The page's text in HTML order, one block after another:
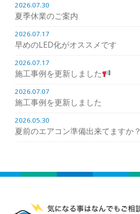
2026.07.30
夏季休業のご案内
2026.07.17
早めのLED化がオススメです
2026.07.17
施工事例を更新しました
2026.07.07
施工事例を更新しました
2026.05.30
夏前のエアコン準備出来てますか？